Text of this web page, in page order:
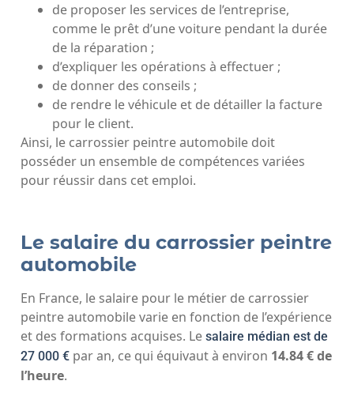
de proposer les services de l’entreprise,
comme le prêt d’une voiture pendant la durée
de la réparation ;
d’expliquer les opérations à effectuer ;
de donner des conseils ;
de rendre le véhicule et de détailler la facture
pour le client.
Ainsi, le carrossier peintre automobile doit
posséder un ensemble de compétences variées
pour réussir dans cet emploi.
Le salaire du carrossier peintre
automobile
En France, le salaire pour le métier de carrossier
peintre automobile varie en fonction de l’expérience
et des formations acquises. Le salaire médian est de
27 000 € par an, ce qui équivaut à environ 14.84 € de
l’heure.